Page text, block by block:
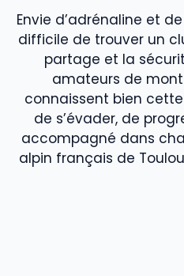
Envie d’adrénaline et
difficile de trouver un
partage et la
amateurs de
connaissent bien
de s’évader, de
accompagné dans
alpin français de